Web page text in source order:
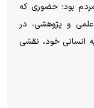
بود؛ حضوری که
و پژوهشی، در
انسانی خود، نقشی